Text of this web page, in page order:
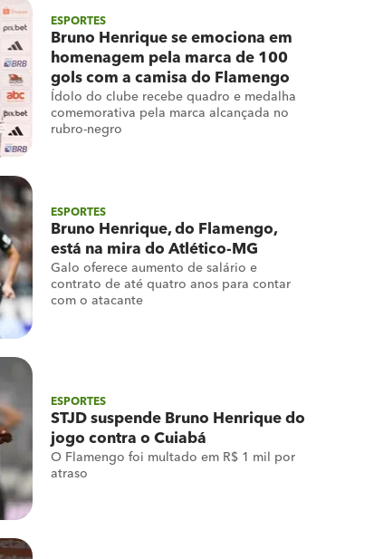
ESPORTES
Bruno Henrique se emociona em
homenagem pela marca de 100
gols com a camisa do Flamengo
Ídolo do clube recebe quadro e medalha
comemorativa pela marca alcançada no
rubro-negro
ESPORTES
Bruno Henrique, do Flamengo,
está na mira do Atlético-MG
Galo oferece aumento de salário e
contrato de até quatro anos para contar
com o atacante
ESPORTES
STJD suspende Bruno Henrique do
jogo contra o Cuiabá
O Flamengo foi multado em R$ 1 mil por
atraso